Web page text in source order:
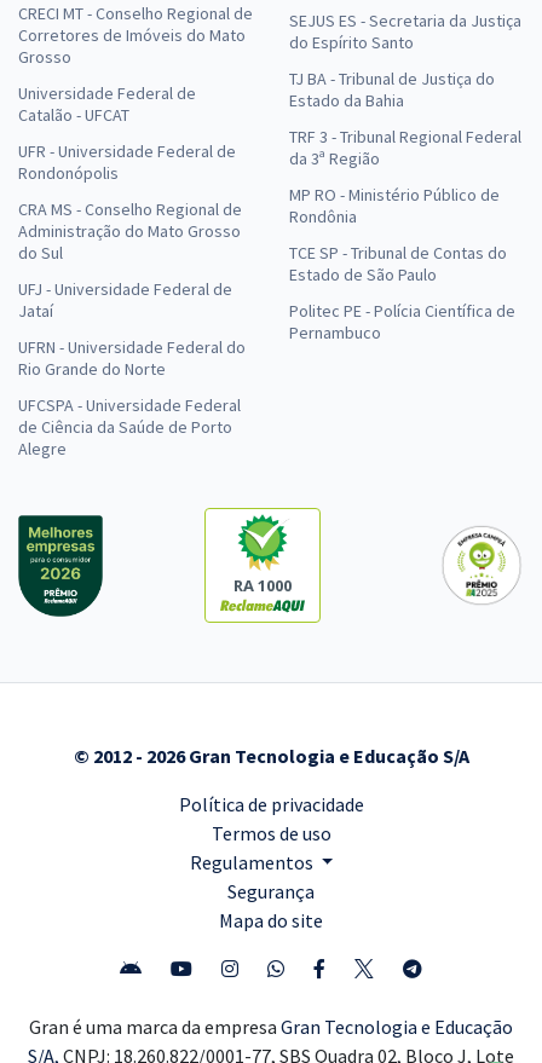
CRECI MT - Conselho Regional de
Corretores de Imóveis do Mato
Grosso
Universidade Federal de
Catalão - UFCAT
UFR - Universidade Federal de
Rondonópolis
CRA MS - Conselho Regional de
Administração do Mato Grosso
do Sul
UFJ - Universidade Federal de
Jataí
UFRN - Universidade Federal do
Rio Grande do Norte
UFCSPA - Universidade Federal
de Ciência da Saúde de Porto
Alegre
SEJUS ES - Secretaria da Justiça
do Espírito Santo
TJ BA - Tribunal de Justiça do
Estado da Bahia
TRF 3 - Tribunal Regional Federal
da 3ª Região
MP RO - Ministério Público de
Rondônia
TCE SP - Tribunal de Contas do
Estado de São Paulo
Politec PE - Polícia Científica de
Pernambuco
RA 1000
© 2012 - 2026 Gran Tecnologia e Educação S/A
Política de privacidade
Termos de uso
Regulamentos
Segurança
Mapa do site
Gran é uma marca da empresa Gran Tecnologia e Educação
S/A, CNPJ: 18.260.822/0001-77, SBS Quadra 02, Bloco J, Lote